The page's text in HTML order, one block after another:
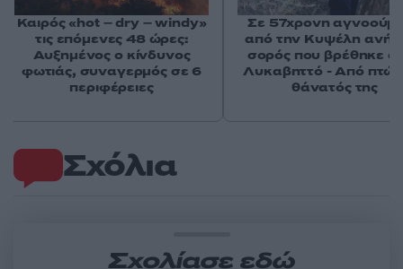
Σχόλια
Σχολίασε εδώ
Καιρός «hot – dry – windy»
τις επόμενες 48 ώρες:
Αυξημένος ο κίνδυνος
φωτιάς, συναγερμός σε 6
περιφέρειες
Σε 57χρονη
από την Κυψέλη
σορός που βρέθηκε
Λυκαβηττό - Από
θάνατός της